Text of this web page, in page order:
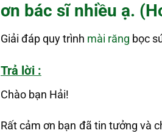
ơn bác sĩ nhiều ạ.
Giải đáp quy trình mài răng bọc
Trả lời :
Chào bạn Hải!
Rất cảm ơn bạn đã tin tưởng và